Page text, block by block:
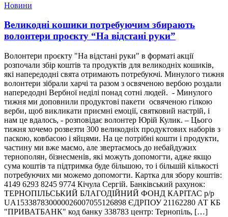
Новини
Великодні кошики потребуючим збирають
волонтери проєкту “На відстані руки”
Волонтери проєкту "На відстані руки" в форматі акції
розпочали збір коштів та продуктів для великодніх кошиків,
які напередодні свята отримають потребуючі. Минулого тижня
волонтери зібрали харчі та разом з освяченою вербою роздали
напередодні Вербної неділі понад сотні людей. - Минулого
тижня ми доповнили продуктові пакети освяченою гілкою
верби, щоб викликати приємні емоції, святковий настрій, і
нам це вдалось, - розповідає волонтер Юрій Кулик. – Цього
тижня хочемо розвезти 300 великодніх продуктових наборів з
паскою, ковбасою і яйцями. На це потрібні кошти і продукти,
частину ми вже маємо, але звертаємось до небайдужих
тернополян, бізнесменів, які можуть допомогти, адже якщо
сума коштів та підтримка буде більшою, то і більшій кількості
потребуючих ми можемо допомогти. Картка для збору коштів:
4149 6293 8245 9774 Кічула Сергій. Банківський рахунок:
ТЕРНОПIЛЬСЬКИЙ БЛАГОДIЙНИЙ ФОНД КАРIТАС р/р
UA153387830000026007055126898 ЄДРПОУ 21162280 АТ КБ
"ПРИВАТБАНК" код банку 338783 центр: Тернопіль, […]